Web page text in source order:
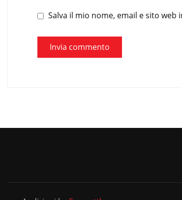
Salva il mio nome, email e sito